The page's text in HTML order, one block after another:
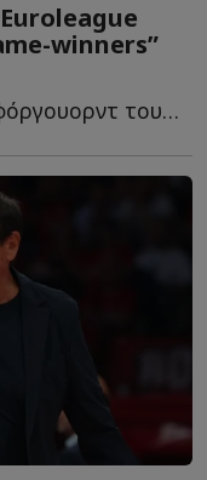
winners”
To βίντεο από το καλάθι του φόργουορντ του Παναθηναϊκού, π...